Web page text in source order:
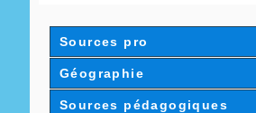
Sources pro
Géographie
Sources pédagogiques